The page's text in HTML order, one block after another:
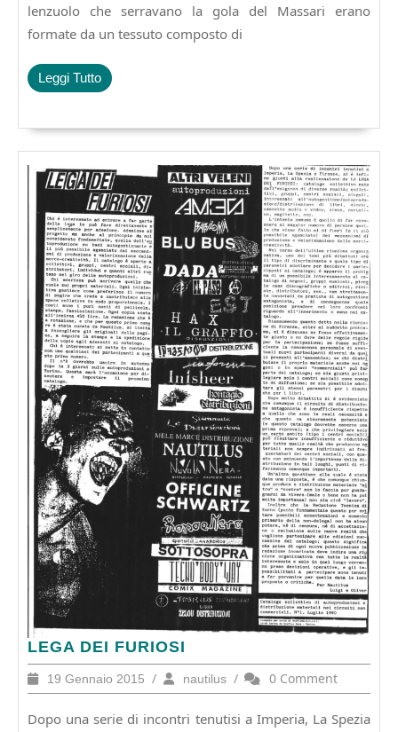
lenzuolo che serravano la gola del Massari erano
formate da un tessuto composto di
Leggi TuttoLeggi
Tutto
LEGA DEI FURIOSI
LEGA
DEI
FURIOSI
19 Gennaio 2015 19
Gennaio
2015
/ nautilusnautilus
/ 0 Comment
Dopo una serie di incontri tenutisi a Imperia, La Spezia